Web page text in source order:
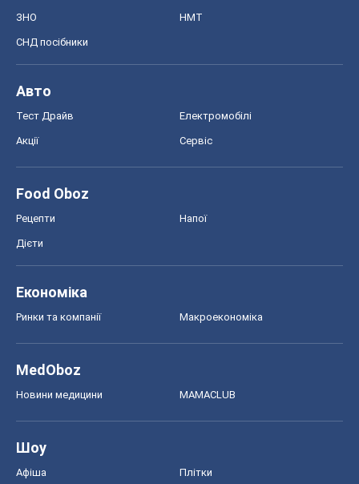
ЗНО НМТ
СНД посібники
Авто
Тест Драйв Електромобілі
Акції Сервіс
Food Oboz
Рецепти Напої
Дієти
Економіка
Ринки та компанії Макроекономіка
MedOboz
Новини медицини MAMACLUB
Шоу
Афіша Плітки